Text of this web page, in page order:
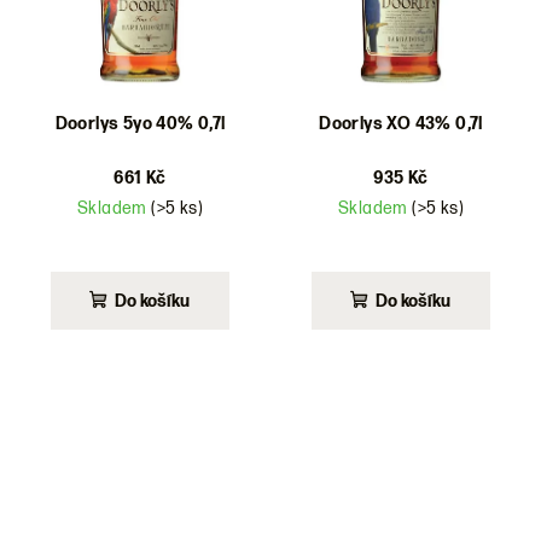
Doorlys 5yo 40% 0,7l
661 Kč
Skladem(>5 ks)
Do košíku
Doorlys XO 43% 0,7l
935 Kč
Skladem(>5 ks)
Do košíku